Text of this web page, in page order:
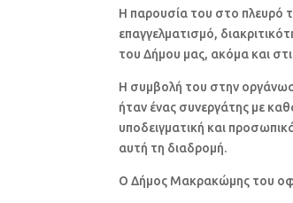
Η παρουσία του στο πλευρό
επαγγελματισμό,
του Δήμου μας, ακόμα και
Η συμβολή του στην
ήταν ένας συνεργάτης με
υποδειγματική και
αυτή τη διαδρομή.
Ο Δήμος Μακρακώμης του